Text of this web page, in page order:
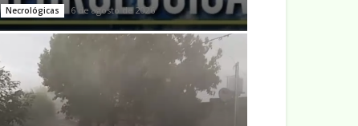
Necrológicas 6 de agosto de 2026